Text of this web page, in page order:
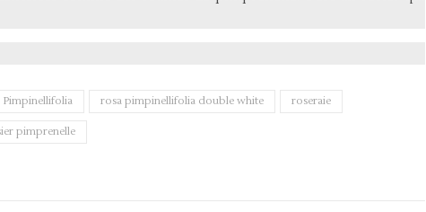
Pimpinellifolia rosa pimpinellifolia double white roseraie
pimprenelle